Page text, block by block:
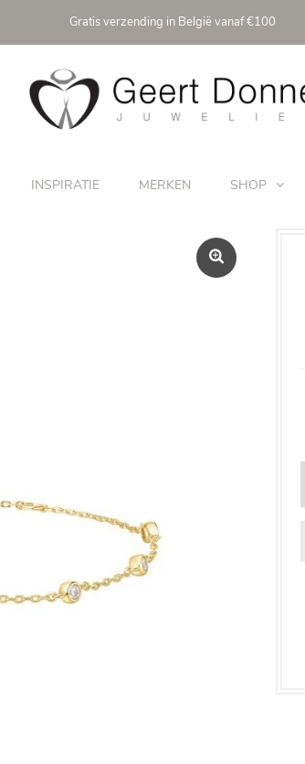
Gratis verzending in België vanaf €100
INSPIRATIE MERKEN SHOP